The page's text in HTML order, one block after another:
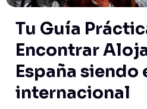
Tu Guía
Encontrar
España
internacional